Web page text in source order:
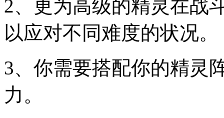
2、更为高级的精灵在战
以应对不同难度的状况。
3、你需要搭配你的精灵
力。